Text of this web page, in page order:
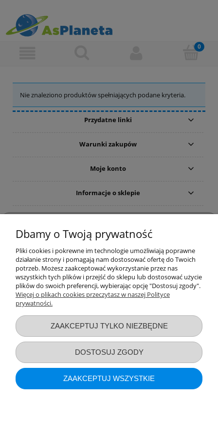
Nie znaleziono produktów spełniających podane kryteria.
Przydatne linki
Warunki zakupów
Moje konto
Informacje o sklepie
Sklep internetowy Shoper.pl
Dbamy o Twoją prywatność
Pliki cookies i pokrewne im technologie umożliwiają poprawne
działanie strony i pomagają nam dostosować ofertę do Twoich
potrzeb. Możesz zaakceptować wykorzystanie przez nas
wszystkich tych plików i przejść do sklepu lub dostosować użycie
plików do swoich preferencji, wybierając opcję "Dostosuj zgody".
Więcej o plikach cookies przeczytasz w naszej Polityce
prywatności.
ZAAKCEPTUJ TYLKO NIEZBĘDNE
DOSTOSUJ ZGODY
ZAAKCEPTUJ WSZYSTKIE